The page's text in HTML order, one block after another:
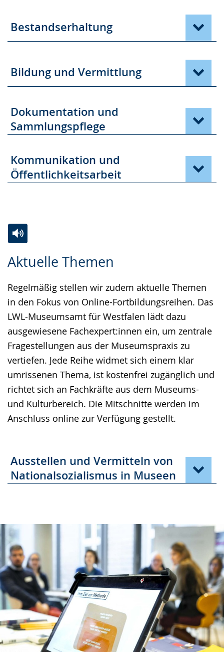
Bestandserhaltung
Bildung und Vermittlung
Dokumentation und
Sammlungspflege
Kommunikation und
Öffentlichkeitsarbeit
Aktuelle Themen
Regelmäßig stellen wir zudem aktuelle Themen
in den Fokus von Online-Fortbildungsreihen. Das
LWL-Museumsamt für Westfalen lädt dazu
ausgewiesene Fachexpert:innen ein, um zentrale
Fragestellungen aus der Museumspraxis zu
vertiefen. Jede Reihe widmet sich einem klar
umrissenen Thema, ist kostenfrei zugänglich und
richtet sich an Fachkräfte aus dem Museums-
und Kulturbereich. Die Mitschnitte werden im
Anschluss online zur Verfügung gestellt.
Leichten
wechseln.
Audio-
Video
Deutscher
Gebärdensprache
wird
angezeigt.
Ausstellen und Vermitteln von
Nationalsozialismus in Museen